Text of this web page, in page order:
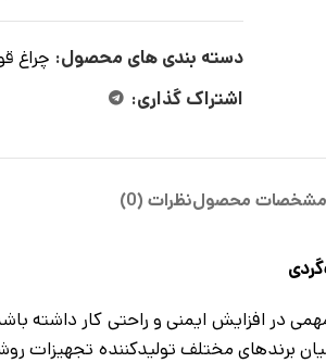
دسته بندی های محصول: چراغ
اشتراک گذاری:
مشخصات محصولنظرات (0)
در افزایش ایمنی و راحتی کار
برندهای مختلف تولیدکننده تجهیزات